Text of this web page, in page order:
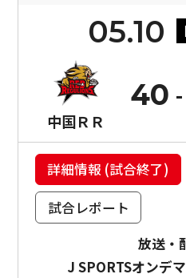
05.10
中国ＲＲ
40
詳細情報 (試合終了)
試合レポート
放送・
J SPORTSオンデ